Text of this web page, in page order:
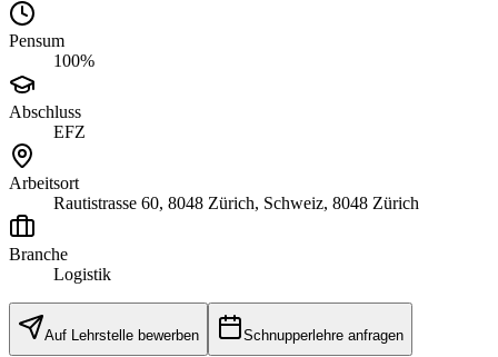
Pensum
100%
Abschluss
EFZ
Arbeitsort
Rautistrasse 60, 8048 Zürich, Schweiz, 8048 Zürich
Branche
Logistik
Auf Lehrstelle bewerben Schnupperlehre anfragen